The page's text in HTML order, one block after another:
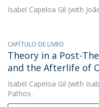
Isabel Capeloa Gil (with
CAPÍTULO DE LIVRO
Theory in a Post-
and the Afterlife of
Isabel Capeloa Gil (with
Pathos